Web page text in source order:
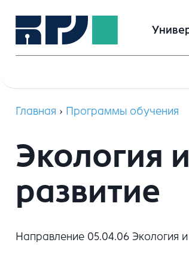
Главная › Программы обучения
Экология
развитие
Направление 05.04.06 Экология